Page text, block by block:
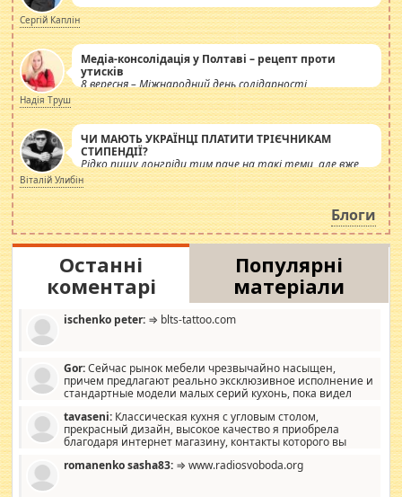
Сергій Каплін
Медіа-консолідація у Полтаві – рецепт проти
утисків
8 вересня – Міжнародний день солідарності
журналістів.
Надія Труш
ЧИ МАЮТЬ УКРАЇНЦІ ПЛАТИТИ ТРІЄЧНИКАМ
СТИПЕНДІЇ?
Рідко пишу лонгріди тим паче на такі теми, але вже
просто дістало! Обурюють сьогоднішні інсенуації
навколо стипендіального питання. Штучно
роздувається ще одна соціальна катастрофа.
Віталій Улибін
Блоги
Останні
коментарі
Популярні
матеріали
ischenko peter: ⇒ blts-tattoo.com
Gor:Сейчас рынок мебели чрезвычайно насыщен,
причем предлагают реально эксклюзивное исполнение и
стандартные модели малых серий кухонь, пока видел
стандартные формы, в MebelOk, креативненько и что главное -
со вкусом все в порядке, без ненужных наворотов удорожающих
мебель, а это не последний фактор.
tavaseni: Классическая кухня с угловым столом,
прекрасный дизайн, высокое качество я приобрела
благодаря интернет магазину, контакты которого вы
romanenko sasha83: ⇒ www.radiosvoboda.org